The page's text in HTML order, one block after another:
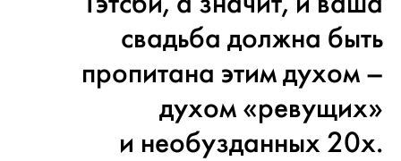
свадьба должна быть
пропитана этим духом –
духом «ревущих»
и необузданных 20х.